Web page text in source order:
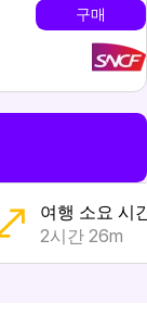
구매
여행 소요 시
2시간 26m